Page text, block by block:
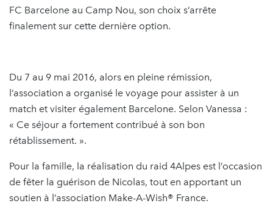
FC Barcelone au Camp Nou, son choix s’arrête
finalement sur cette dernière option.
Du 7 au 9 mai 2016, alors en pleine rémission,
l’association a organisé le voyage pour assister à un
match et visiter également Barcelone. Selon Vanessa :
« Ce séjour a fortement contribué à son bon
rétablissement. ».
Pour la famille, la réalisation du raid 4Alpes est l’occasion
de fêter la guérison de Nicolas, tout en apportant un
soutien à l’association Make-A-Wish® France.